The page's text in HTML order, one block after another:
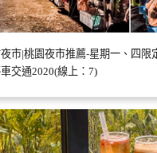
市|桃園夜市推薦-星期一、四限
交通2020(線上：7)